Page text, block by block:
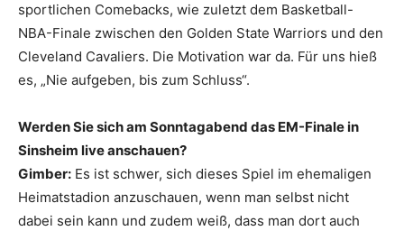
sportlichen Comebacks, wie zuletzt dem Basketball-
NBA-Finale zwischen den Golden State Warriors und den
Cleveland Cavaliers. Die Motivation war da. Für uns hieß
es, „Nie aufgeben, bis zum Schluss“.
Werden Sie sich am Sonntagabend das EM-Finale in
Sinsheim live anschauen?
Gimber: Es ist schwer, sich dieses Spiel im ehemaligen
Heimatstadion anzuschauen, wenn man selbst nicht
dabei sein kann und zudem weiß, dass man dort auch